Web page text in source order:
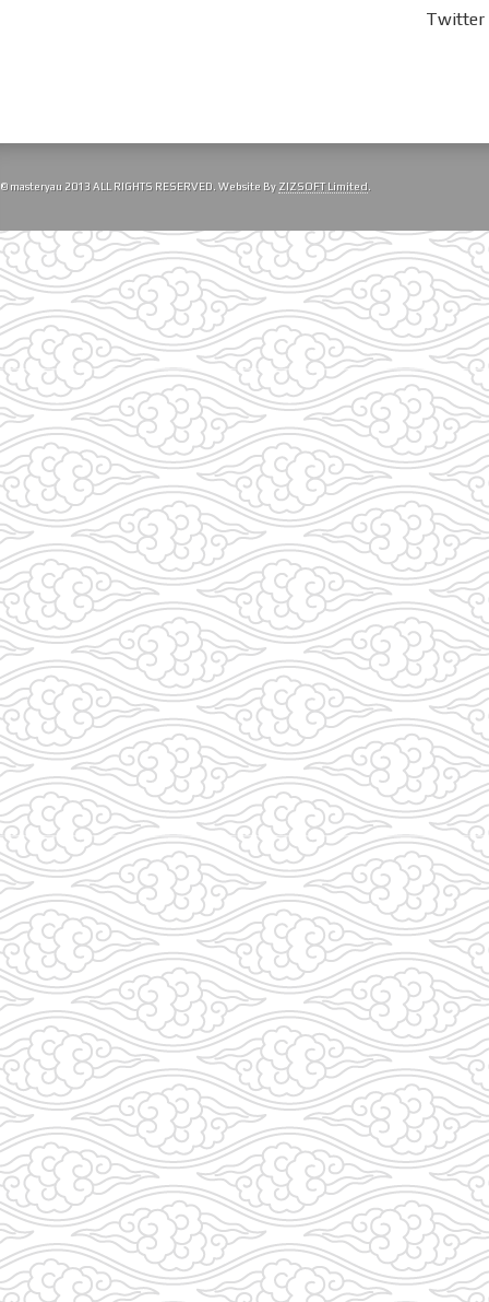
© masteryau 2013 ALL RIGHTS RESERVED. Website By ZIZSOFT Limited